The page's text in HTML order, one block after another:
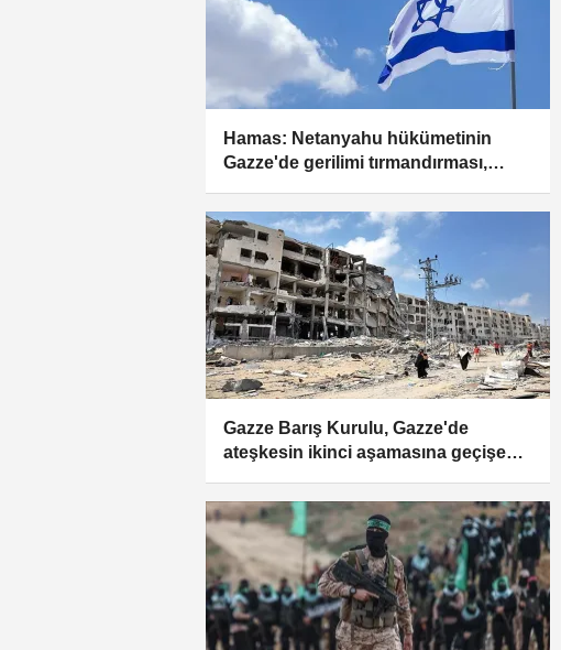
Hamas: Netanyahu hükümetinin
Gazze'de gerilimi tırmandırması,
hedefliyor
Gazze Barış Kurulu, Gazze'de
ateşkesin ikinci aşamasına geçişe
paylaştı